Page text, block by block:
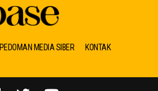
PEDOMAN MEDIA SIBER KONTAK